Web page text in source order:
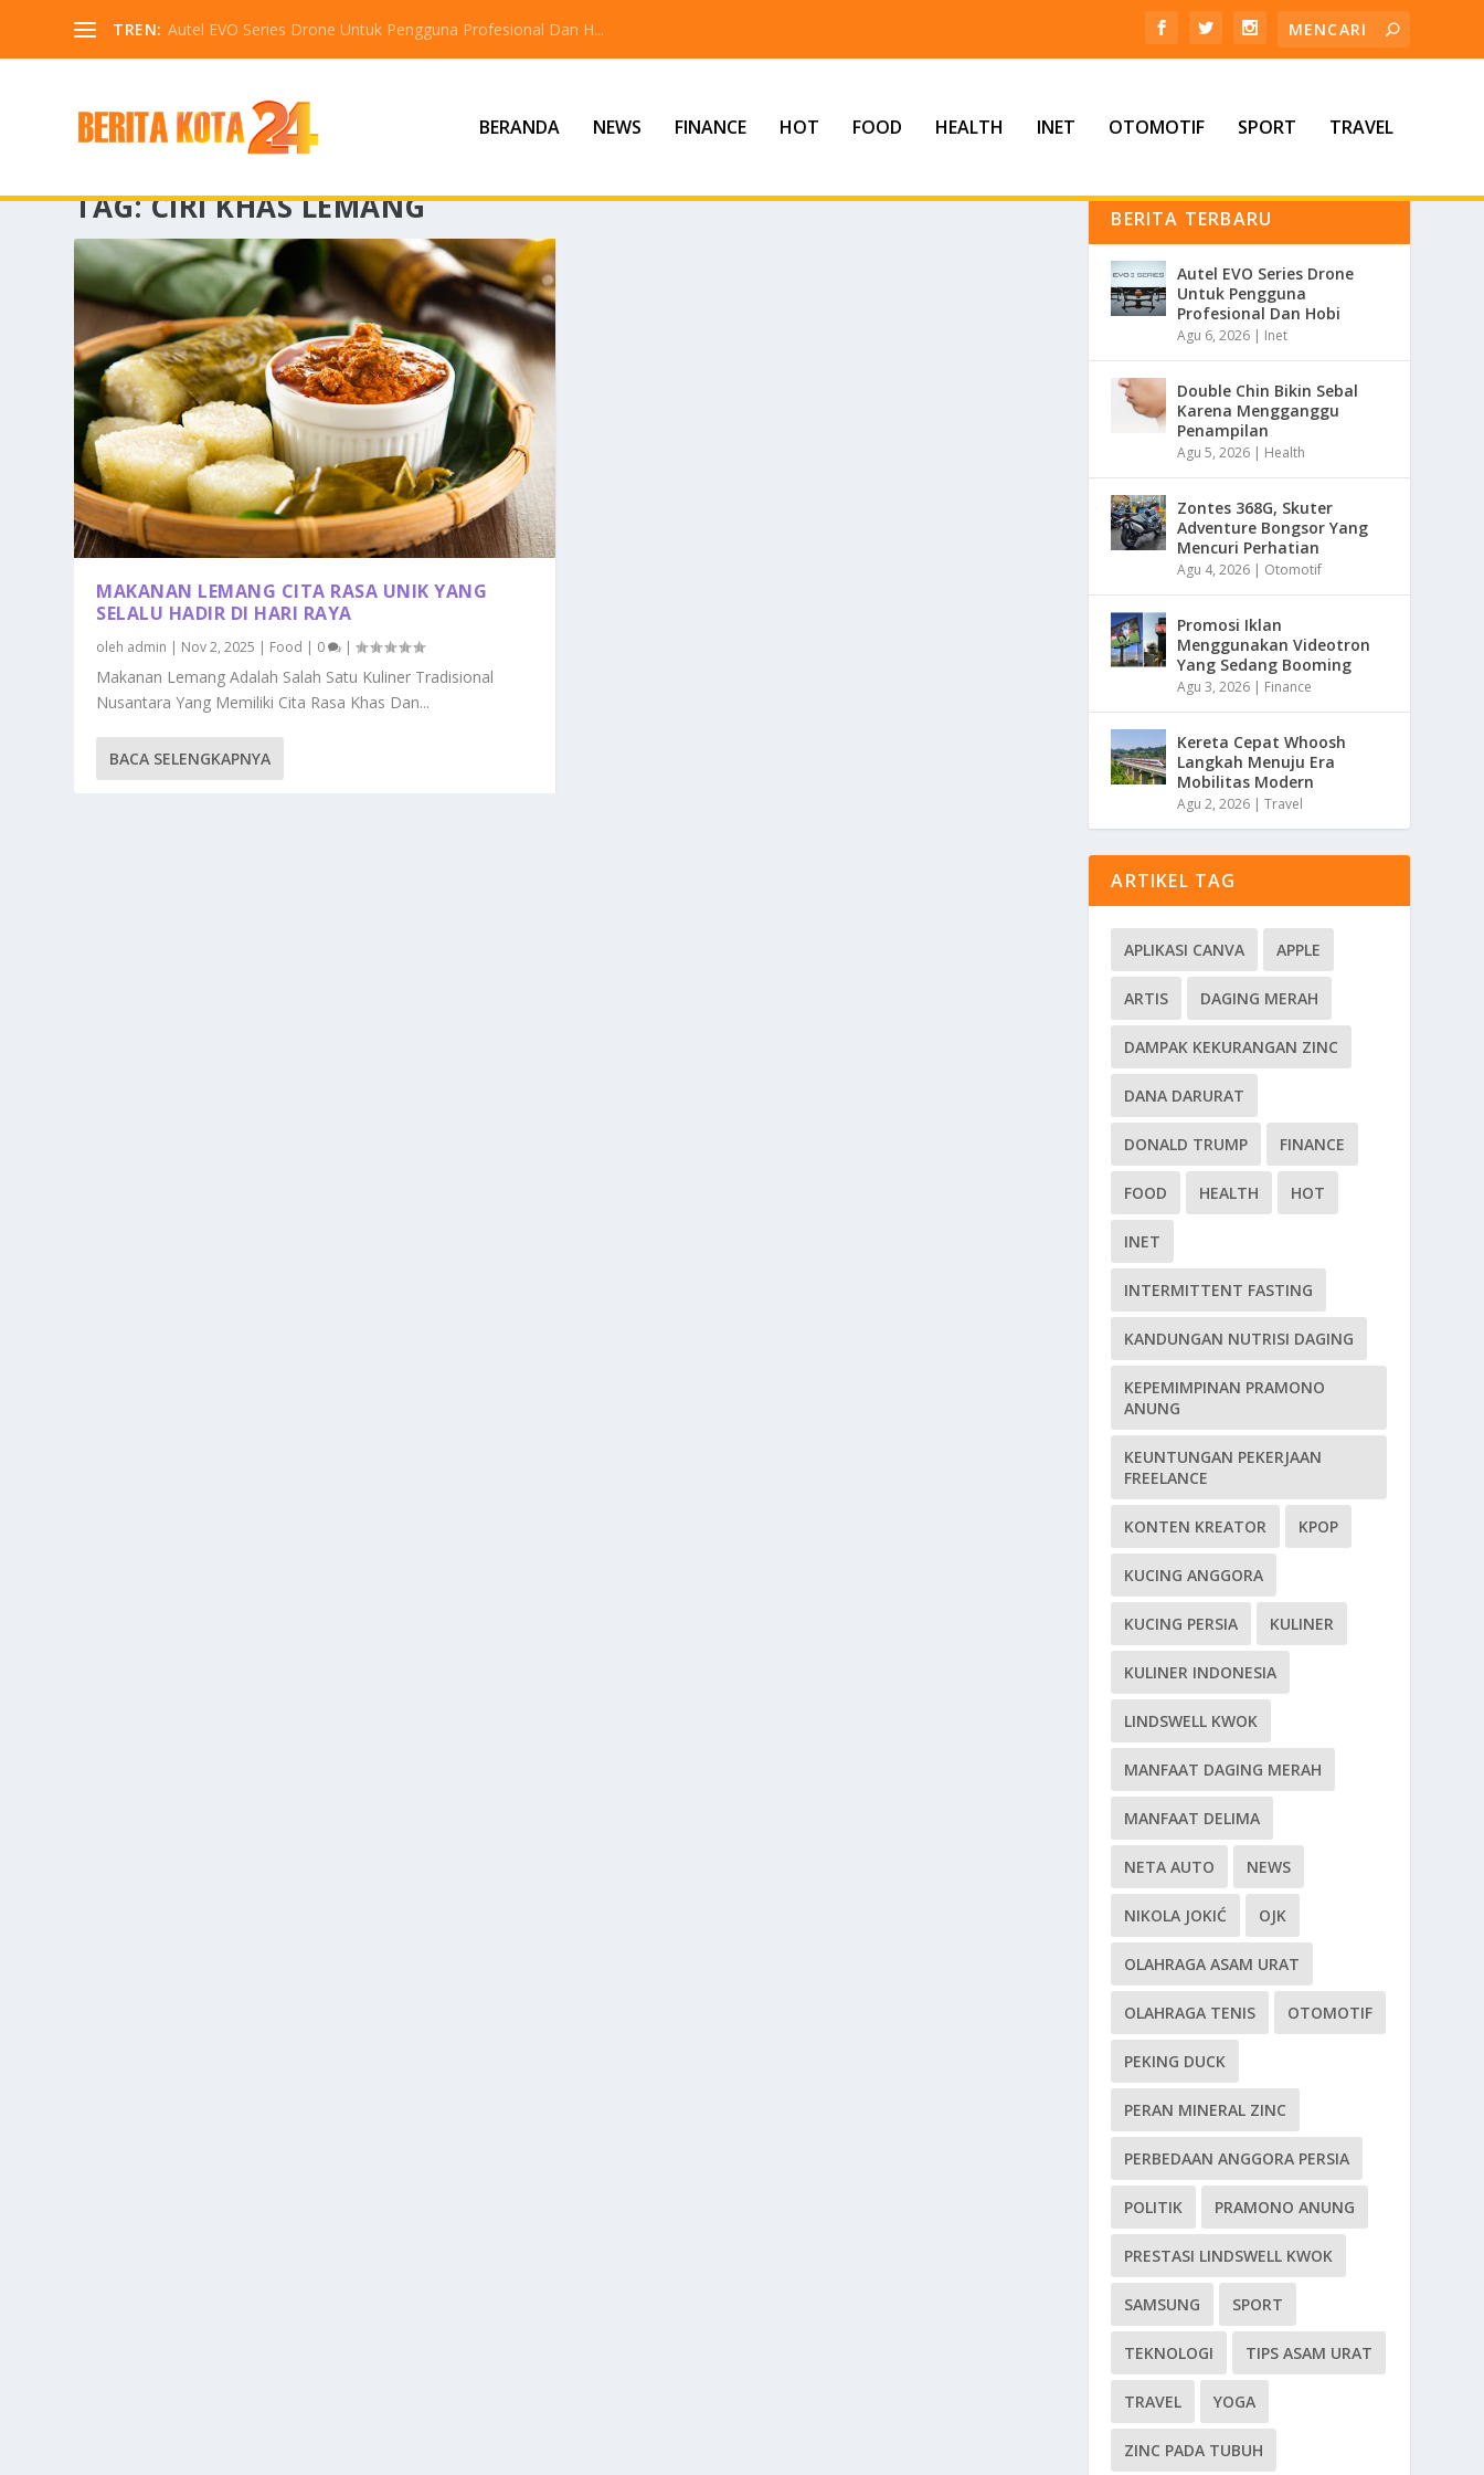
TREN: Autel EVO Series Drone Untuk Pengguna Profesional Dan H...
BERANDA NEWS FINANCE HOT FOOD HEALTH INET OTOMOTIF SPORT TRAVEL
TAG:CIRI KHAS LEMANG
MAKANAN LEMANG CITA RASA UNIK YANG
SELALU HADIR DI HARI RAYA
oleh admin | Nov 2, 2025 | Food | 0 |
Makanan Lemang Adalah Salah Satu Kuliner Tradisional
Nusantara Yang Memiliki Cita Rasa Khas Dan...
BACA SELENGKAPNYA
BERITA TERBARU
Autel EVO Series Drone
Untuk Pengguna
Profesional Dan Hobi
Agu 6, 2026 | Inet
Double Chin Bikin Sebal
Karena Mengganggu
Penampilan
Agu 5, 2026 | Health
Zontes 368G, Skuter
Adventure Bongsor Yang
Mencuri Perhatian
Agu 4, 2026 | Otomotif
Promosi Iklan
Menggunakan Videotron
Yang Sedang Booming
Agu 3, 2026 | Finance
Kereta Cepat Whoosh
Langkah Menuju Era
Mobilitas Modern
Agu 2, 2026 |Travel
ARTIKEL TAG
APLIKASI CANVA APPLE
ARTIS DAGING MERAH
DAMPAK KEKURANGAN ZINC
DANA DARURAT
DONALD TRUMP FINANCE
FOOD HEALTH HOT
INET
INTERMITTENT FASTING
KANDUNGAN NUTRISI DAGING
KEPEMIMPINAN PRAMONO
ANUNG
KEUNTUNGAN PEKERJAAN
FREELANCE
KONTEN KREATOR KPOP
KUCING ANGGORA
KUCING PERSIA KULINER
KULINER INDONESIA
LINDSWELL KWOK
MANFAAT DAGING MERAH
MANFAAT DELIMA
NETA AUTO NEWS
NIKOLA JOKIĆ OJK
OLAHRAGA ASAM URAT
OLAHRAGA TENIS OTOMOTIF
PEKING DUCK
PERAN MINERAL ZINC
PERBEDAAN ANGGORA PERSIA
POLITIK PRAMONO ANUNG
PRESTASI LINDSWELL KWOK
SAMSUNG SPORT
TEKNOLOGI TIPS ASAM URAT
TRAVEL YOGA
ZINC PADA TUBUH